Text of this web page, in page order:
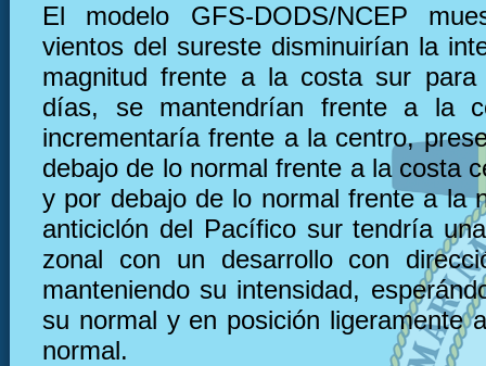
El modelo GFS-DODS/NCEP
vientos del sureste disminuirían la
magnitud frente a la costa sur para
días, se mantendrían frente a la
incrementaría frente a la centro,
debajo de lo normal frente a la costa
y por debajo de lo normal frente a la
anticiclón del Pacífico sur tendría
zonal con un desarrollo con
manteniendo su intensidad,
su normal y en posición ligeramente
normal.